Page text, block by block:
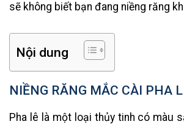
sẽ không biết bạn đang niềng răng
Nội dung
NIỀNG RĂNG MẮC CÀI PHA
Pha lê là một loại thủy tinh có màu